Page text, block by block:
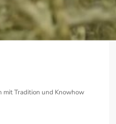
mit Tradition und Knowhow